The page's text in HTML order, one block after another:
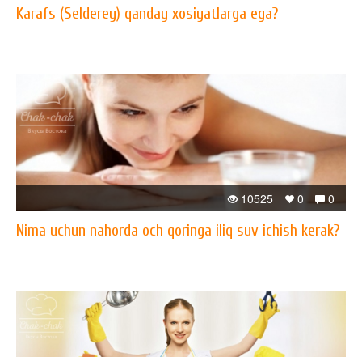
Karafs (Selderey) qanday xosiyatlarga ega?
0
0
10525
Nima uchun nahorda och qoringa iliq suv ichish kerak?